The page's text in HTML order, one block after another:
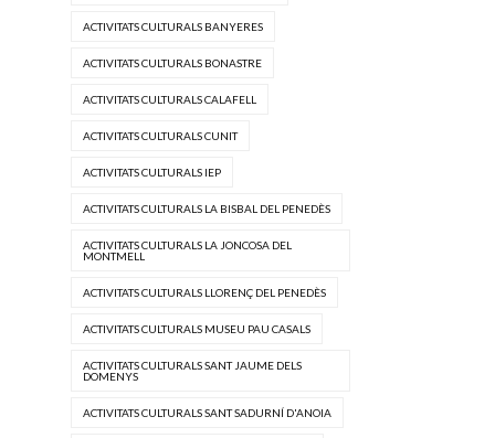
ACTIVITATS CULTURALS BANYERES
ACTIVITATS CULTURALS BONASTRE
ACTIVITATS CULTURALS CALAFELL
ACTIVITATS CULTURALS CUNIT
ACTIVITATS CULTURALS IEP
ACTIVITATS CULTURALS LA BISBAL DEL PENEDÈS
ACTIVITATS CULTURALS LA JONCOSA DEL
MONTMELL
ACTIVITATS CULTURALS LLORENÇ DEL PENEDÈS
ACTIVITATS CULTURALS MUSEU PAU CASALS
ACTIVITATS CULTURALS SANT JAUME DELS
DOMENYS
ACTIVITATS CULTURALS SANT SADURNÍ D'ANOIA